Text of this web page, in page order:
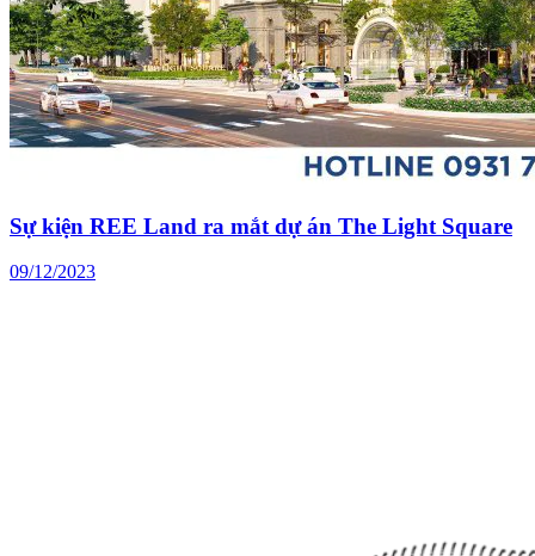
Sự kiện REE Land ra mắt dự án The Light Square
09/12/2023